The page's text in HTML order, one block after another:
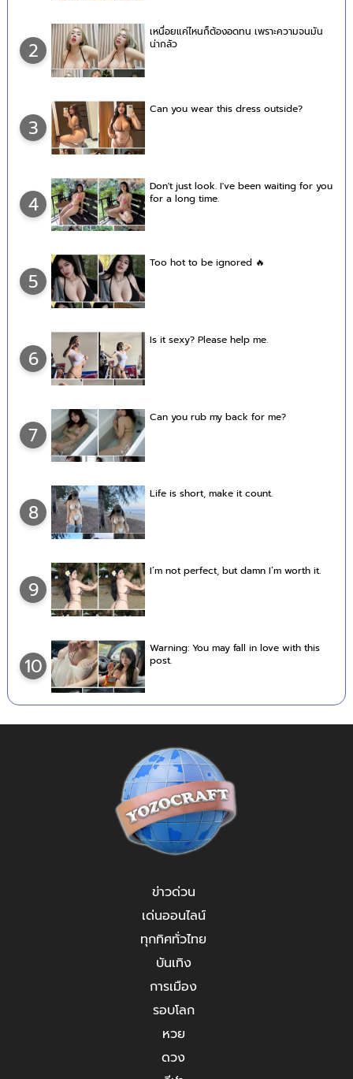
2
เหนื่อยแค่ไหนก็ต้องอดทน เพราะความจนมัน
น่ากลัว
3
Can you wear this dress outside?
4
Don't just look. I've been waiting for you
for a long time.
5
Too hot to be ignored 🔥
6
Is it sexy? Please help me.
7
Can you rub my back for me?
8
Life is short, make it count.
9
I’m not perfect, but damn I’m worth it.
10
Warning: You may fall in love with this
post.
ข่าวด่วน
เด่นออนไลน์
ทุกทิศทั่วไทย
บันเทิง
การเมือง
รอบโลก
หวย
ดวง